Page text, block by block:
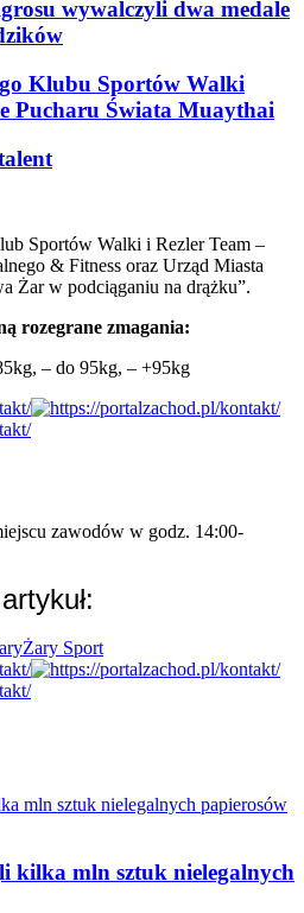
wywalczyli dwa medale
Klubu Sportów Walki
Pucharu Świata Muaythai
Sportów Walki i Rezler Team –
& Fitness oraz Urząd Miasta
Żar w podciąganiu na drążku”.
rozegrane zmagania:
– do 95kg, – +95kg
zawodów w godz. 14:00-
Żary Sport
kilka mln sztuk nielegalnych